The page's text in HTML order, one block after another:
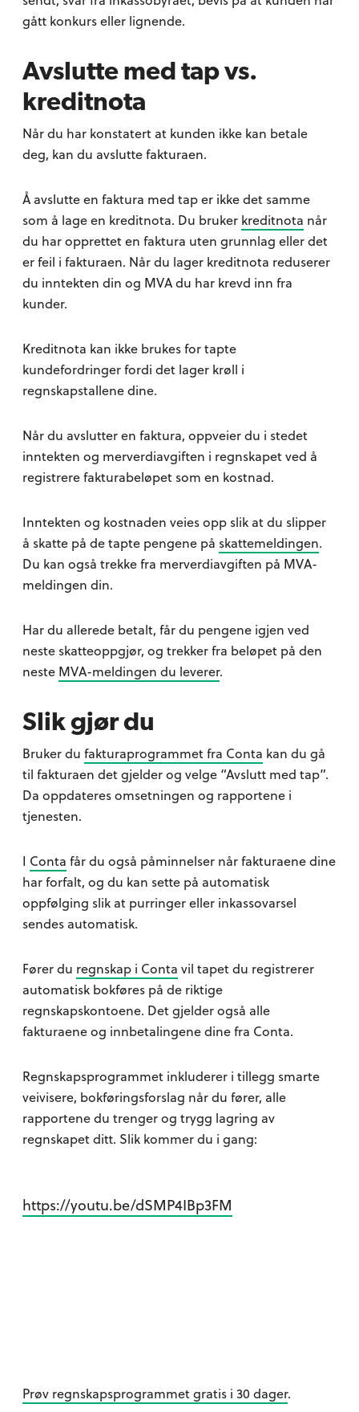
gått konkurs eller lignende.
Avslutte med tap vs.
kreditnota
Når du har konstatert at kunden ikke kan betale
deg, kan du avslutte fakturaen.
Å avslutte en faktura med tap er ikke det samme
som å lage en kreditnota. Du bruker kreditnota når
du har opprettet en faktura uten grunnlag eller det
er feil i fakturaen. Når du lager kreditnota reduserer
du inntekten din og MVA du har krevd inn fra
kunder.
Kreditnota kan ikke brukes for tapte
kundefordringer fordi det lager krøll i
regnskapstallene dine.
Når du avslutter en faktura, oppveier du i stedet
inntekten og merverdiavgiften i regnskapet ved å
registrere fakturabeløpet som en kostnad.
Inntekten og kostnaden veies opp slik at du slipper
å skatte på de tapte pengene på skattemeldingen.
Du kan også trekke fra merverdiavgiften på MVA-
meldingen din.
Har du allerede betalt, får du pengene igjen ved
neste skatteoppgjør, og trekker fra beløpet på den
neste MVA-meldingen du leverer.
Slik gjør du
Bruker dufakturaprogrammet fra Conta kan du gå
til fakturaen det gjelder og velge “Avslutt med tap”.
Da oppdateres omsetningen og rapportene i
tjenesten.
I Conta får du også påminnelser når fakturaene dine
har forfalt, og du kan sette på automatisk
oppfølging slik at purringer eller inkassovarsel
sendes automatisk.
Fører du regnskap i Conta vil tapet du registrerer
automatisk bokføres på de riktige
regnskapskontoene. Det gjelder også alle
fakturaene og innbetalingene dine fra Conta.
Regnskapsprogrammet inkluderer i tillegg smarte
veivisere, bokføringsforslag når du fører, alle
rapportene du trenger og trygg lagring av
regnskapet ditt. Slik kommer du i gang:
https://youtu.be/dSMP4IBp3FM
Prøv regnskapsprogrammet gratis i 30 dager.